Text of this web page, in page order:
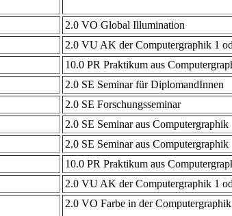
2.0 VO Global Illumination
2.0 VU AK der Computergraphik 1
10.0 PR Praktikum aus
2.0 SE Seminar für DiplomandInnen
2.0 SE Forschungsseminar
2.0 SE Seminar aus Computergraphik
2.0 SE Seminar aus Computergraphik
10.0 PR Praktikum aus
2.0 VU AK der Computergraphik 1
2.0 VO Farbe in der Computergraphik